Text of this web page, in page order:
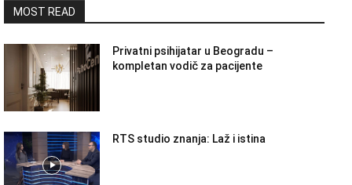
MOST READ
Privatni psihijatar u Beogradu –
kompletan vodič za pacijente
RTS studio znanja: Laž i istina